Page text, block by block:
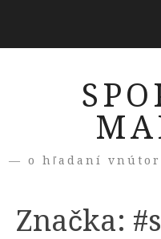
— o hľadaní
Značka: